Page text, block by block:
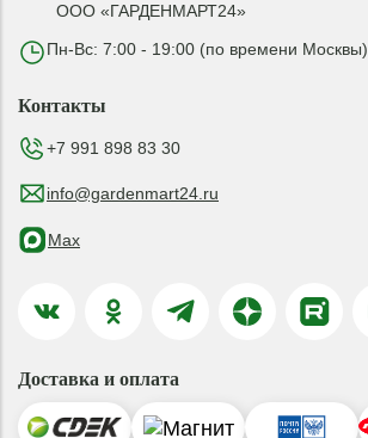
ООО «ГАРДЕНМАРТ24»
Пн-Вс: 7:00 - 19:00 (по времени Москвы)
Контакты
+7 991 898 83 30
info@gardenmart24.ru
Max
Доставка и оплата